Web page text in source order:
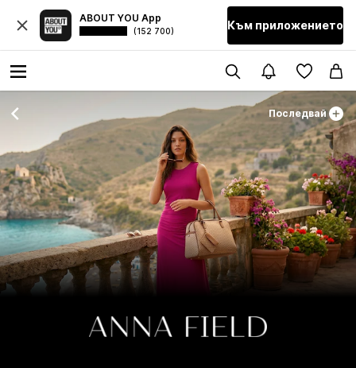
ABOUT YOU App
(152 700) Към приложението
Последвай